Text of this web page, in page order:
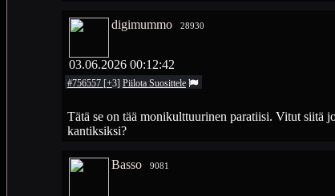
digimummo 28930
03.06.2026 00:12:42
#756557 [+3] Piilota Suosittele
Tätä se on tää monikulttuurinen paratiisi. Vitut siitä
kantiksiksi?
Basso 9081